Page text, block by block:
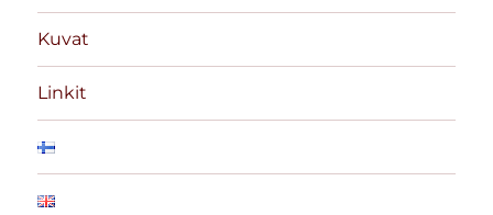
Kuvat
Linkit